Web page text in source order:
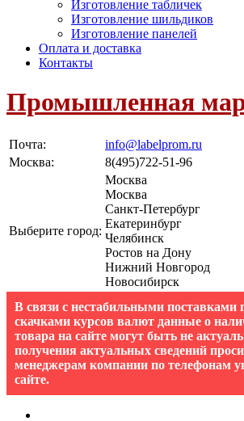
Изготовление табличек
Изготовление шильдиков
Изготовление панелей
Оплата и доставка
Контакты
Промышленная
Почта:
info@labelprom.ru
Москва: 8(495)722-51-96
Выберите город:
Москва
Москва
Санкт-Петербург
Екатеринбург
Челябинск
Ростов на Дону
Нижний Новгород
Новосибирск
В связи с нестабильными поставками
скачками курсов валют данные о
товара на сайте могут быть не
получения актуальных сведений
менеджерам компании по телефонам
сайте.